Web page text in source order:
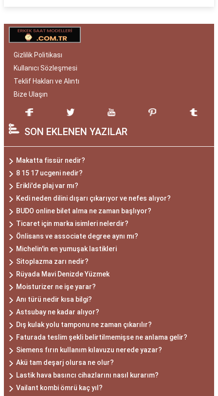
Gizlilik Politikası
Kullanıcı Sözleşmesi
Teklif Hakları ve Alıntı
Bize Ulaşın
SON EKLENEN YAZILAR
Makatta fissür nedir?
8 15 17 ucgeni nedir?
Erikli'de plaj var mı?
Kedi neden dilini dışarı çıkarıyor ve nefes alıyor?
BUDO online bilet alma ne zaman başlıyor?
Ticaret için marka isimleri nelerdir?
Önlisans ve associate degree aynı mı?
Michelin'in en yumuşak lastikleri
Sitoplazma zarı nedir?
Rüyada Mavi Denizde Yüzmek
Moisturizer ne işe yarar?
Anı türü nedir kısa bilgi?
Astsubay ne kadar alıyor?
Dış kulak yolu tamponu ne zaman çıkarılır?
Faturada teslim şekli belirtilmemişse ne anlama gelir?
Siemens fırın kullanım kılavuzu nerede yazar?
Akü tam deşarj olursa ne olur?
Lastik hava basıncı cihazlarını nasıl kurarım?
Vailant kombi ömrü kaç yıl?